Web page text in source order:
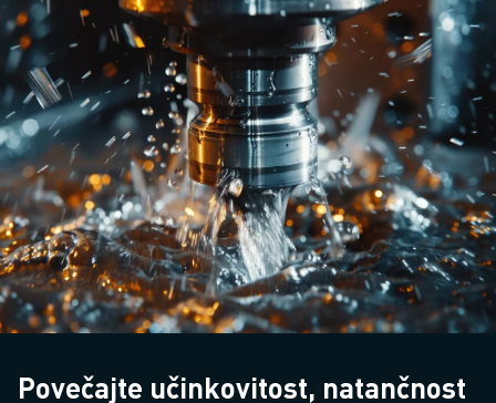
Povečajte učinkovitost, natančnost